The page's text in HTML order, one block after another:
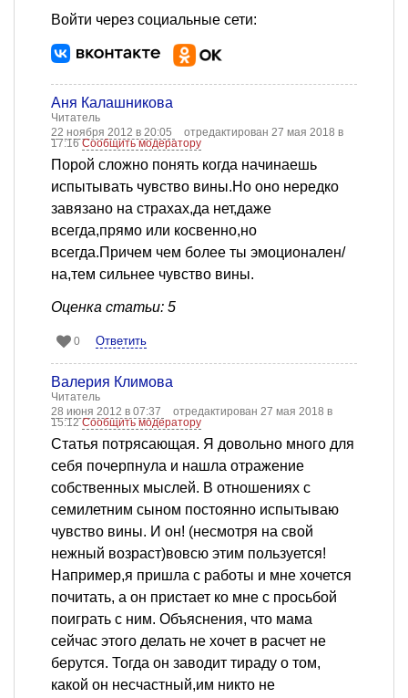
Войти через социальные сети:
Аня Калашникова
Читатель
22 ноября 2012 в 20:05
отредактирован 27 мая 2018 в
17:16Сообщить модератору
Порой сложно понять когда начинаешь
испытывать чувство вины.Но оно нередко
завязано на страхах,да нет,даже
всегда,прямо или косвенно,но
всегда.Причем чем более ты эмоционален/
на,тем сильнее чувство вины.
Оценка статьи: 5
0 Ответить
Валерия Климова
Читатель
28 июня 2012 в 07:37
отредактирован 27 мая 2018 в
15:12Сообщить модератору
Статья потрясающая. Я довольно много для
себя почерпнула и нашла отражение
собственных мыслей. В отношениях с
семилетним сыном постоянно испытываю
чувство вины. И он! (несмотря на свой
нежный возраст)вовсю этим пользуется!
Например,я пришла с работы и мне хочется
почитать, а он пристает ко мне с просьбой
поиграть с ним. Объяснения, что мама
сейчас этого делать не хочет в расчет не
берутся. Тогда он заводит тираду о том,
какой он несчастный,им никто не